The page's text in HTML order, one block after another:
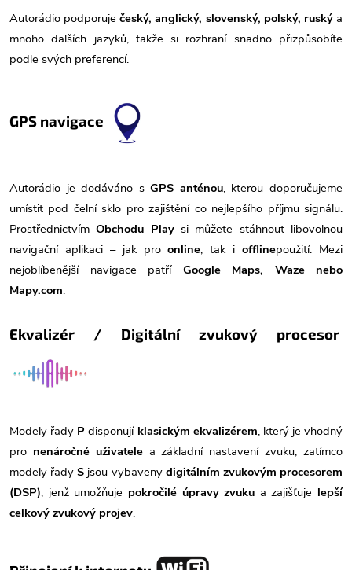
Autorádio podporuje český, anglický, slovenský, polský, ruský a
mnoho dalších jazyků, takže si rozhraní snadno přizpůsobíte
podle svých preferencí.
GPS navigace
Autorádio je dodáváno s GPS anténou, kterou doporučujeme
umístit pod čelní sklo pro zajištění co nejlepšího příjmu signálu.
Prostřednictvím Obchodu Play si můžete stáhnout libovolnou
navigační aplikaci – jak pro online, tak i offlinepoužití. Mezi
nejoblíbenější navigace patří
Google Maps, Waze nebo
Mapy.com.
Ekvalizér / Digitální zvukový procesor
Modely řady P disponují klasickým ekvalizérem, který je vhodný
pro nenáročné uživatelea základní nastavení zvuku, zatímco
modely řadyS jsou vybaveny digitálním zvukovým procesorem
(DSP), jenž umožňuje pokročilé úpravy zvuku a zajišťuje lepší
celkový zvukový projev.